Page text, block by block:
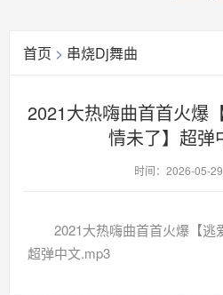
首页 > 串烧Dj舞曲
2021大热嗨曲首首火爆
情未了】超弹
时间：2026-05-29
2021大热嗨曲首首火爆【逃
超弹中文.mp3